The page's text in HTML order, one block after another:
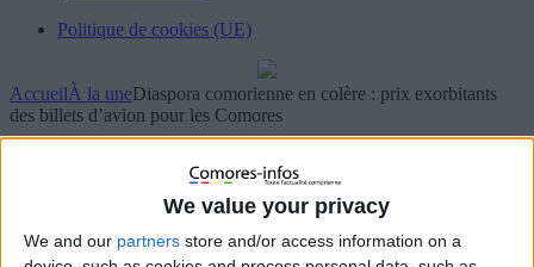
We value your privacy
We and our partners store and/or access information on a
Politique de cookies (UE)
AccueilÀ la uneDiaspora comorienne en colère : prix exorbitants
des billets d’avion pour les Comores
Diaspora comorienne en colère : prix
exorbitants des billets d’avion pour les
Comores